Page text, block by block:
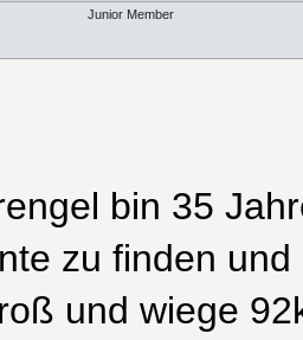
Junior Member
bin 35
zu finden
und wiege